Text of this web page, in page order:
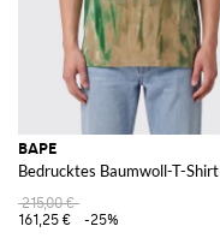
BAPE
Bedrucktes Baumwoll-T-Shirt
215,00 €
161,25 €
-25%